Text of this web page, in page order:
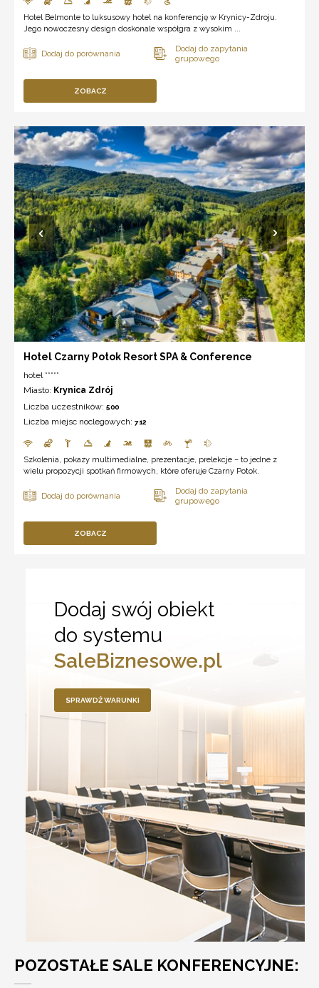
Hotel Belmonte to luksusowy hotel na konferencję w Krynicy-Zdroju.
Jego nowoczesny design doskonale współgra z wysokim ...
ZOBACZ
Hotel Czarny Potok Resort SPA & Conference
hotel *****
Miasto: Krynica Zdrój
Liczba uczestników: 500
Liczba miejsc noclegowych: 712
Szkolenia, pokazy multimedialne, prezentacje, prelekcje – to jedne z
wielu propozycji spotkań firmowych, które oferuje Czarny Potok.
ZOBACZ
Dodaj swój obiekt
do systemu
SaleBiznesowe.pl
SPRAWDŹ WARUNKI
POZOSTAŁE SALE KONFERENCYJNE: